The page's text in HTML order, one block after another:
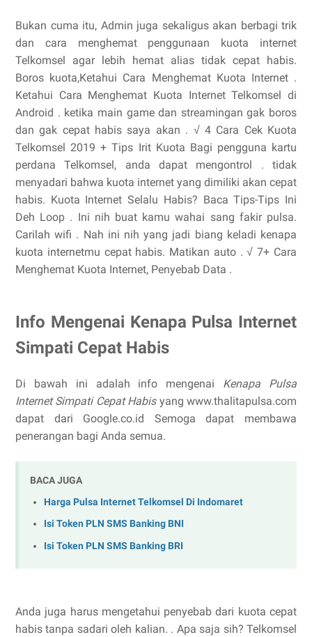
Bukan cuma itu, Admin juga sekaligus akan berbagi trik
dan cara menghemat penggunaan kuota internet
Telkomsel agar lebih hemat alias tidak cepat habis.
Boros kuota,Ketahui Cara Menghemat Kuota Internet .
Ketahui Cara Menghemat Kuota Internet Telkomsel di
Android . ketika main game dan streamingan gak boros
dan gak cepat habis saya akan . √ 4 Cara Cek Kuota
Telkomsel 2019 + Tips Irit Kuota Bagi pengguna kartu
perdana Telkomsel, anda dapat mengontrol . tidak
menyadari bahwa kuota internet yang dimiliki akan cepat
habis. Kuota Internet Selalu Habis? Baca Tips-Tips Ini
Deh Loop . Ini nih buat kamu wahai sang fakir pulsa.
Carilah wifi . Nah ini nih yang jadi biang keladi kenapa
kuota internetmu cepat habis. Matikan auto . √ 7+ Cara
Menghemat Kuota Internet, Penyebab Data .
Info Mengenai Kenapa Pulsa Internet
Simpati Cepat Habis
Di bawah ini adalah info mengenai Kenapa Pulsa
Internet Simpati Cepat Habis yang www.thalitapulsa.com
dapat dari Google.co.id Semoga dapat membawa
penerangan bagi Anda semua.
BACA JUGA
Harga Pulsa Internet Telkomsel Di Indomaret
Isi Token PLN SMS Banking BNI
Isi Token PLN SMS Banking BRI
Anda juga harus mengetahui penyebab dari kuota cepat
habis tanpa sadari oleh kalian. . Apa saja sih? Telkomsel